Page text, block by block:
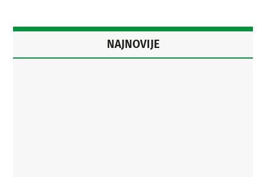
NAJNOVIJE